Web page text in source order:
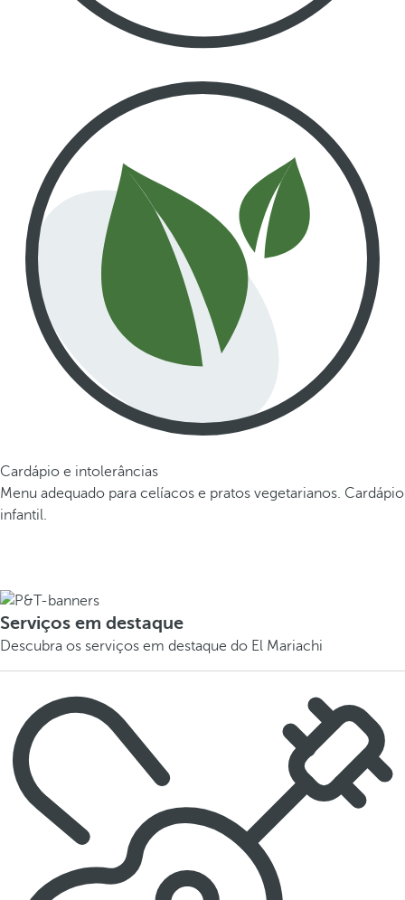
Cardápio e intolerâncias
Menu adequado para celíacos e pratos vegetarianos. Cardápio
infantil.
Serviços em destaque
Descubra os serviços em destaque do El Mariachi